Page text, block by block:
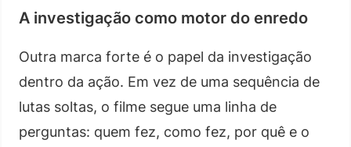
A investigação como motor do enredo
Outra marca forte é o papel da investigação
dentro da ação. Em vez de uma sequência de
lutas soltas, o filme segue uma linha de
perguntas: quem fez, como fez, por quê e o